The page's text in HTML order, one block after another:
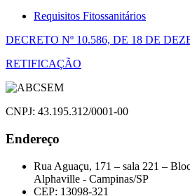
Requisitos Fitossanitários
Navegação
de
Post
DECRETO Nº 10.586, DE 18 DE
RETIFICAÇÃO
CNPJ: 43.195.312/0001-00
Endereço
Rua Aguaçu, 171 – sala 221 –
Alphaville - Campinas/SP
CEP: 13098-321